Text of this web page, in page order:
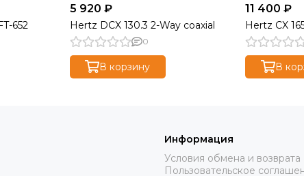
652
5 920 ₽
Hertz DCX 130.3 2-Way coaxial
0
В корзину
11 400 ₽
Hertz CX
В
Информация
Условия обмена и возврата
Пользовательское